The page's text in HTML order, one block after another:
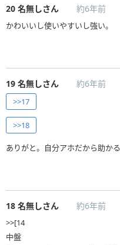
20 名無しさん 約6年前
かわいいし使いやすいし強い。
19 名無しさん 約6年前
>>17
>>18
ありがと。自分アホだから助かる
18 名無しさん 約6年前
>>[14
中盤